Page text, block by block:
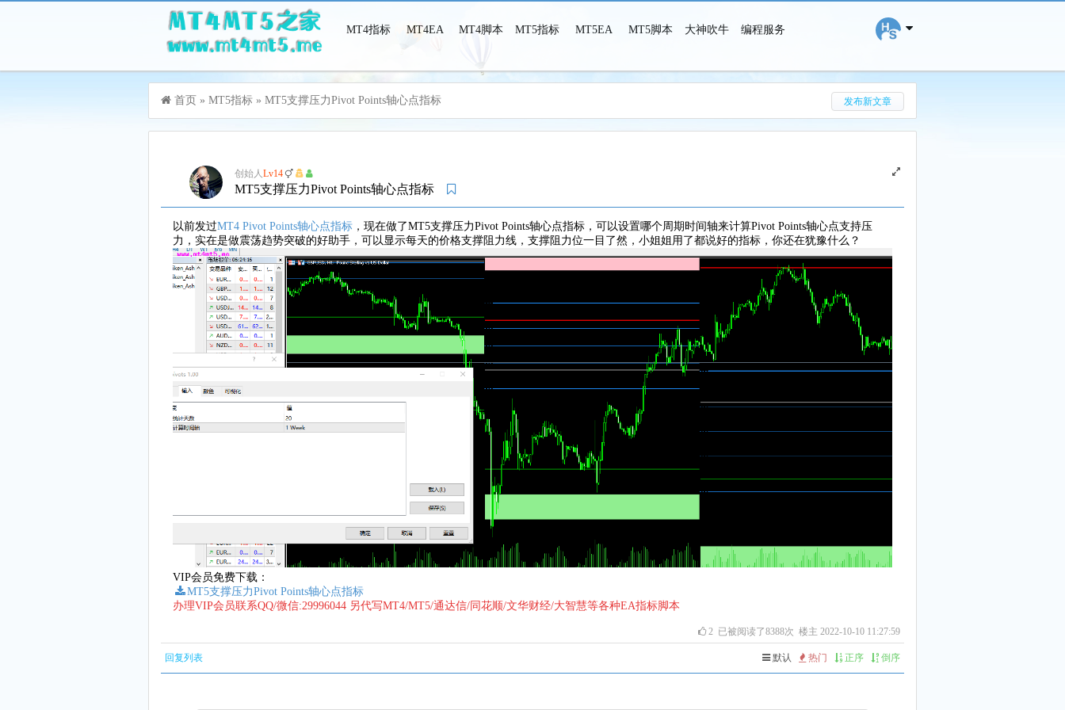
MT4指标 MT4EA MT4脚本 MT5指标 MT5EA MT5脚本 大神吹牛 编程服务
搜 索
首页 » MT5指标 » MT5支撑压力Pivot Points轴心点指标 发布新文章
创始人Lv14
MT5支撑压力Pivot Points轴心点指标
以前发过MT4 Pivot Points轴心点指标 ，现在做了MT5支撑压力Pivot Points轴心点指标，可以设置哪个周期时间轴来计算Pivot Points轴心点支持压
力，实在是做震荡趋势突破的好助手，可以显示每天的价格支撑阻力线，支撑阻力位一目了然，小姐姐用了都说好的指标，你还在犹豫什么？
VIP会员免费下载：
MT5支撑压力Pivot Points轴心点指标
办理VIP会员联系QQ/微信:29996044 另代写MT4/MT5/通达信/同花顺/文华财经/大智慧等各种EA指标脚本
2 已被阅读了8388次 楼主 2022-10-10 11:27:59
回复列表 默认 热门 正序 倒序